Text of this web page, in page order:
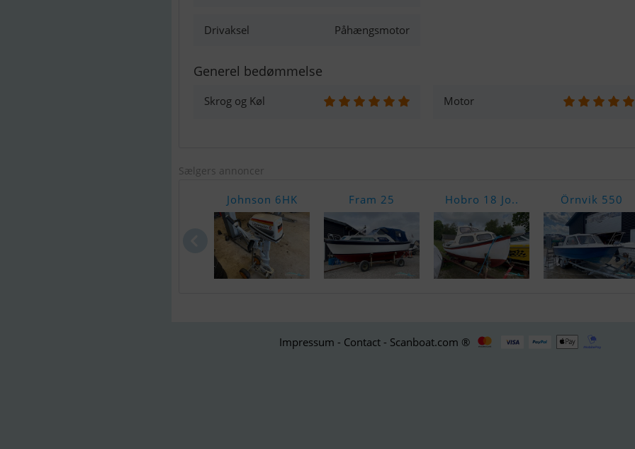
Drivaksel Påhængsmotor
Generel bedømmelse
Skrog og Køl Motor
Sælgers annoncer
Johnson 6HK Fram 25 Hobro 18 Jo.. Örnvik 550
Impressum - Contact - Scanboat.com ®